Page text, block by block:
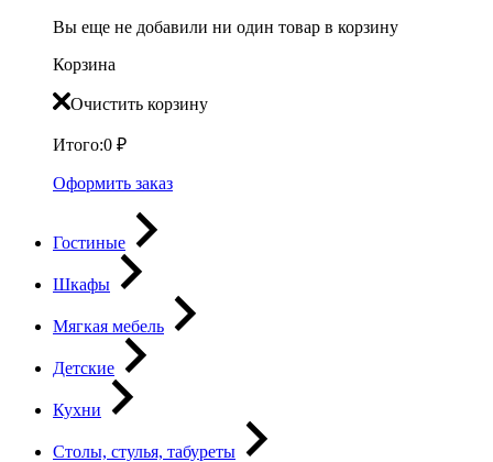
Вы еще не добавили ни один товар в корзину
Корзина
Очистить корзину
Итого:0 ₽
Оформить заказ
Гостиные
Шкафы
Мягкая мебель
Детские
Кухни
Столы, стулья, табуреты